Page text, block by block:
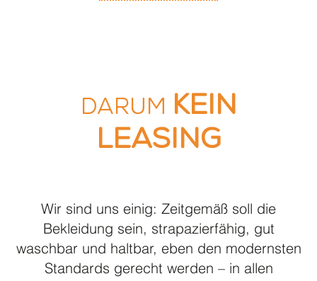
Darum kein
Leasing
Wir sind uns einig: Zeitgemäß soll die
Bekleidung sein, strapazierfähig, gut
waschbar und haltbar, eben den modernsten
Standards gerecht werden – in allen